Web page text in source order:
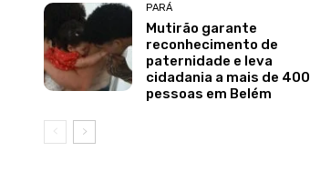
PARÁ
Mutirão garante
reconhecimento de
paternidade e leva
cidadania a mais de 400
pessoas em Belém